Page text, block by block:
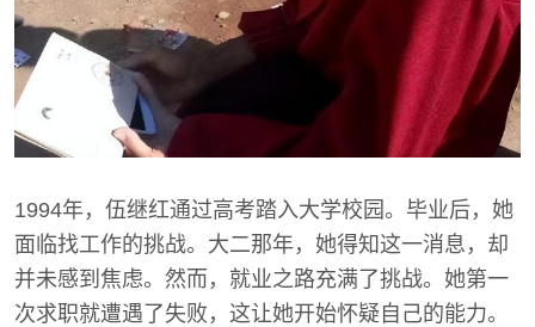
1994年，伍继红通过高考踏入大学校园。毕业后，她
面临找工作的挑战。大二那年，她得知这一消息，却
并未感到焦虑。然而，就业之路充满了挑战。她第一
次求职就遭遇了失败，这让她开始怀疑自己的能力。